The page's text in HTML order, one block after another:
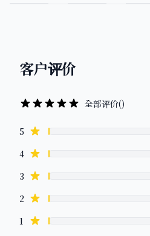
客户评价
全部评价()
Review data
5star reviews
4star reviews
3 star reviews
2 star reviews
1 star reviews